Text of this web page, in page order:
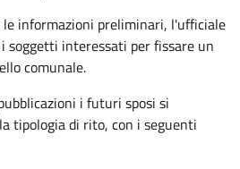
informazioni preliminari, l'ufficiale
interessati per fissare un
comunale.
i futuri sposi si
tipologia di rito, con i seguenti